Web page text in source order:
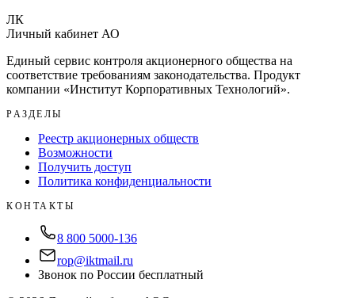
ЛК
Личный кабинет АО
Единый сервис контроля акционерного общества на
соответствие требованиям законодательства. Продукт
компании «Институт Корпоративных Технологий».
РАЗДЕЛЫ
Реестр акционерных обществ
Возможности
Получить доступ
Политика конфиденциальности
КОНТАКТЫ
8 800 5000-136
rop@iktmail.ru
Звонок по России бесплатный